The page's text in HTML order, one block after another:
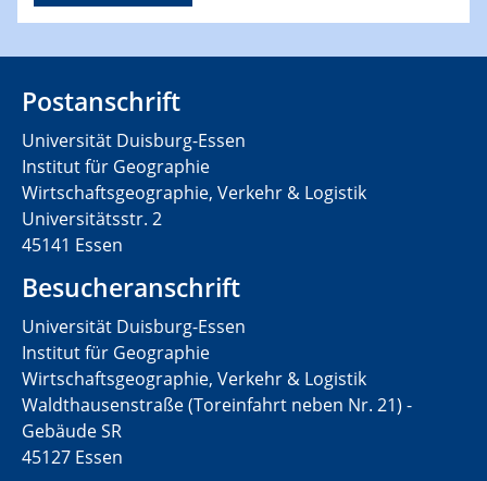
Postanschrift
Universität Duisburg-Essen
Institut für Geographie
Wirtschaftsgeographie, Verkehr & Logistik
Universitätsstr. 2
45141 Essen
Besucheranschrift
Universität Duisburg-Essen
Institut für Geographie
Wirtschaftsgeographie, Verkehr & Logistik
Waldthausenstraße (Toreinfahrt neben Nr. 21) -
Gebäude SR
45127 Essen